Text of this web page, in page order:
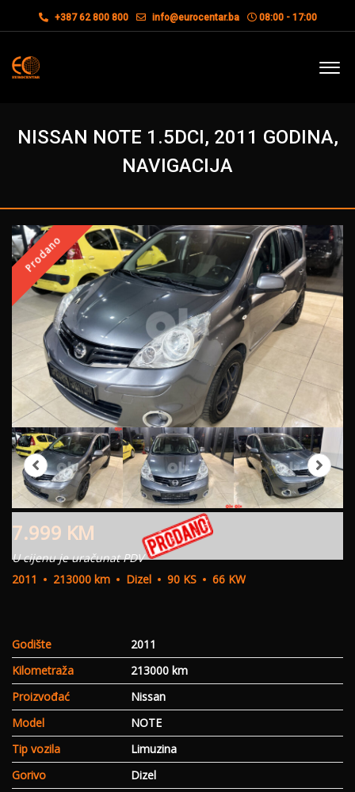
+387 62 800 800 info@eurocentar.ba 08:00 - 17:00
NISSAN NOTE 1.5DCI, 2011 GODINA,
NAVIGACIJA
Prodano
7.999 KM
U cijenu je uračunat PDV
2011
213000 km Dizel 90 KS 66 KW
Godište
2011
Kilometraža
213000 km
Proizvođać
Nissan
Model
NOTE
Tip vozila
Limuzina
Gorivo
Dizel